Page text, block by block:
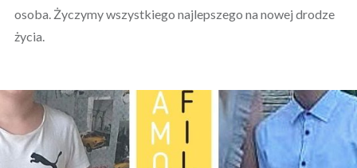
osoba. Życzymy wszystkiego najlepszego na nowej drodze
życia.